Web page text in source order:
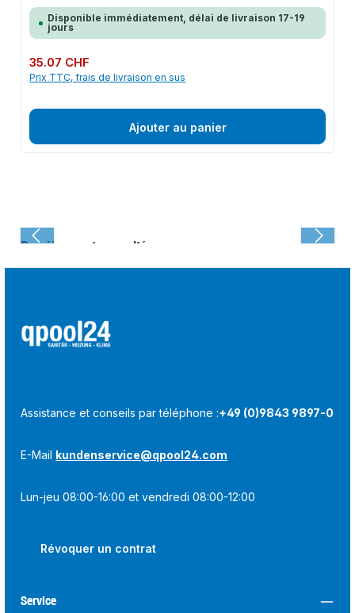
Disponible immédiatement, délai de livraison 17-19
jours
Prix régulier :
35.07 CHF
Prix TTC, frais de livraison en sus
Ajouter au panier
Dernièrement consulté :
Assistance et conseils par téléphone :+49 (0)9843 9897-0
E-Mail kundenservice@qpool24.com
Lun-jeu 08:00-16:00 et vendredi 08:00-12:00
Révoquer un contrat
Service